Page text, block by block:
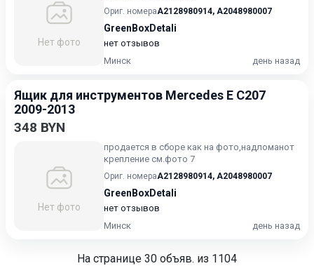
Нет фото
Ориг. номераA2128980914, A2048980007
GreenBoxDetali
нет отзывов
Минск
день назад
Ящик для инструментов Mercedes E C207
2009-2013
348 BYN
Нет фото
продается в сборе как на фото,надломанот
крепление см.фото 7
Ориг. номераA2128980914, A2048980007
GreenBoxDetali
нет отзывов
Минск
день назад
На странице 30 объяв. из 1104